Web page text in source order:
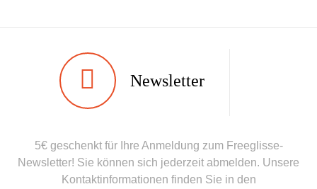
Benutzer Gemischt
Farbe Grau
CO2-Einsparungen für den 3.9
Newsletter
5€ geschenkt für Ihre Anmeldung zum Freeglisse-
Newsletter! Sie können sich jederzeit abmelden. Unsere
Kontaktinformationen finden Sie in den